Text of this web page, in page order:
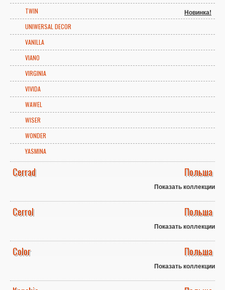
TWIN
Новинка!
UNIWERSAL DECOR
VANILLA
VIANO
VIRGINIA
VIVIDA
WAWEL
WISER
WONDER
YASMINA
Cerrad Польша
Показать коллекции
Cerrol Польша
Показать коллекции
Color Польша
Показать коллекции